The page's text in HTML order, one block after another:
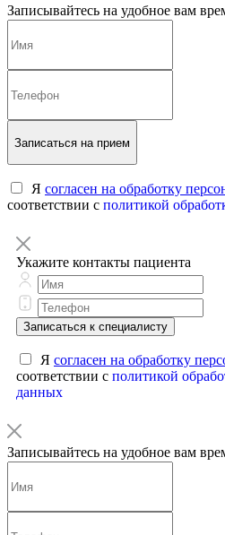
Записывайтесь на удобное вам
Записаться на прием
Я согласен на обработку
соответствии с политикой
Укажите контакты пациента
Записаться к специалисту
Я согласен на обработку
соответствии с политикой
данных
Записывайтесь на удобное вам